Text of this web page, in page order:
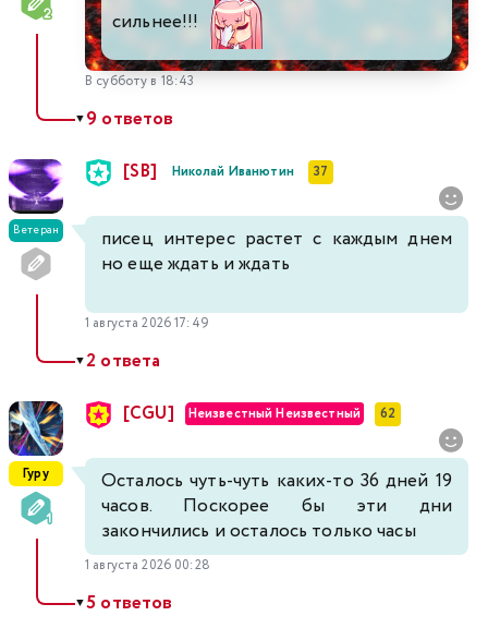
сильнее!!!
В субботу в 18:43
▼9 ответов
Ветеран
[SB] Николай Иванютин 37
писец интерес растет с каждым днем
но еще ждать и ждать
1 августа 2026 17:49
▼2 ответа
Гуру
[CGU] Неизвестный Неизвестный 62
Осталось чуть-чуть каких-то 36 дней 19
часов. Поскорее бы эти дни
закончились и осталось только часы
1 августа 2026 00:28
▼5 ответов